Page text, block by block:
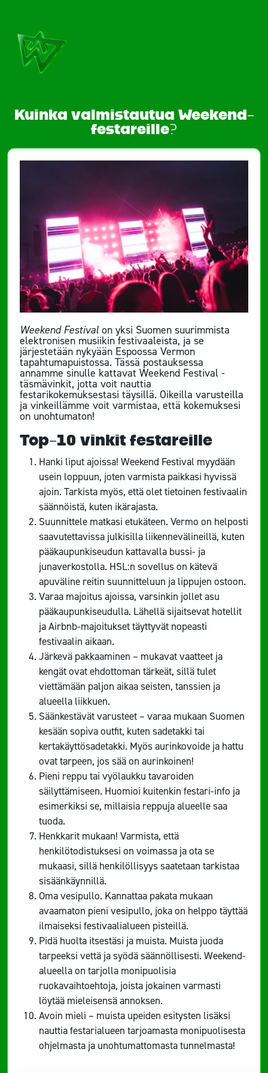
Kuinka valmistautua Weekend-
festareille?
Weekend Festival on yksi Suomen suurimmista
elektronisen musiikin festivaaleista, ja se
järjestetään nykyään Espoossa Vermon
tapahtumapuistossa. Tässä postauksessa
annamme sinulle kattavat Weekend Festival -
täsmävinkit, jotta voit nauttia
festarikokemuksestasi täysillä. Oikeilla varusteilla
ja vinkeillämme voit varmistaa, että kokemuksesi
on unohtumaton!
Top-10 vinkit festareille
Hanki liput ajoissa! Weekend Festival myydään
usein loppuun, joten varmista paikkasi hyvissä
ajoin. Tarkista myös, että olet tietoinen festivaalin
säännöistä, kuten ikärajasta.
Suunnittele matkasi etukäteen. Vermo on helposti
saavutettavissa julkisilla liikennevälineillä, kuten
pääkaupunkiseudun kattavalla bussi- ja
junaverkostolla. HSL:n sovellus on kätevä
apuväline reitin suunnitteluun ja lippujen ostoon.
Varaa majoitus ajoissa, varsinkin jollet asu
pääkaupunkiseudulla. Lähellä sijaitsevat hotellit
ja Airbnb-majoitukset täyttyvät nopeasti
festivaalin aikaan.
Järkevä pakkaaminen – mukavat vaatteet ja
kengät ovat ehdottoman tärkeät, sillä tulet
viettämään paljon aikaa seisten, tanssien ja
alueella liikkuen.
Säänkestävät varusteet – varaa mukaan Suomen
kesään sopiva outfit, kuten sadetakki tai
kertakäyttösadetakki. Myös aurinkovoide ja hattu
ovat tarpeen, jos sää on aurinkoinen!
Pieni reppu tai vyölaukku tavaroiden
säilyttämiseen. Huomioi kuitenkin festari-info ja
esimerkiksi se, millaisia reppuja alueelle saa
tuoda.
Henkkarit mukaan! Varmista, että
henkilötodistuksesi on voimassa ja ota se
mukaasi, sillä henkilöllisyys saatetaan tarkistaa
sisäänkäynnillä.
Oma vesipullo. Kannattaa pakata mukaan
avaamaton pieni vesipullo, joka on helppo täyttää
ilmaiseksi festivaalialueen pisteillä.
Pidä huolta itsestäsi ja muista. Muista juoda
tarpeeksi vettä ja syödä säännöllisesti. Weekend-
alueella on tarjolla monipuolisia
ruokavaihtoehtoja, joista jokainen varmasti
löytää mieleisensä annoksen.
Avoin mieli – muista upeiden esitysten lisäksi
nauttia festarialueen tarjoamasta monipuolisesta
ohjelmasta ja unohtumattomasta tunnelmasta!